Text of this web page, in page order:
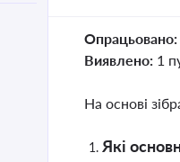
Опрацьовано:
Виявлено: 1
На основі
Які